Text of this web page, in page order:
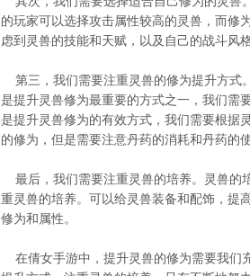
的玩家可以选择攻击属性较高的灵兽，而修
虑到灵兽的技能和天赋，以及自己的战斗风
第三，我们需要注重灵兽的修为提升方式
是提升灵兽修为最重要的方式之一，我们需
是提升灵兽修为的有效方式，我们需要根据
的修为，但是需要注意丹药的消耗和丹药的
最后，我们需要注重灵兽的培养。灵兽的
重灵兽的培养。可以给灵兽装备和配饰，提
修为和属性。
在倩女手游中，提升灵兽的修为需要我们